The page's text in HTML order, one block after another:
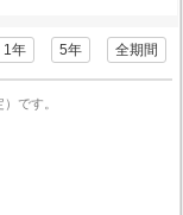
1年 5年 全期間
です。